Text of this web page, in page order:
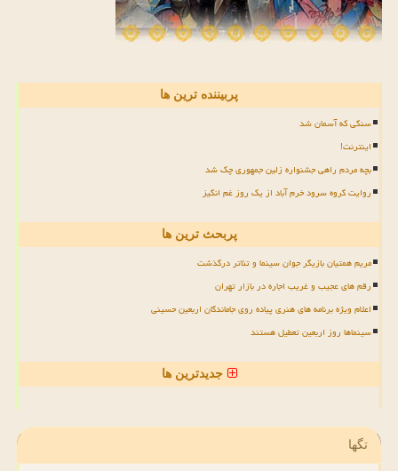
پربیننده ترین ها
سنگی که آسمان شد
اینترنت!
بچه مردم راهی جشنواره زلین جمهوری چک شد
روایت گروه سرود خرم آباد از یک روز غم انگیز
پربحث ترین ها
مریم همتیان بازیگر جوان سینما و تئاتر درگذشت
رقم های عجیب و غریب اجاره در بازار تهران
اعلام ویژه برنامه های هنری پیاده روی جاماندگان اربعین حسینی
سینماها روز اربعین تعطیل هستند
جدیدترین ها
تگها